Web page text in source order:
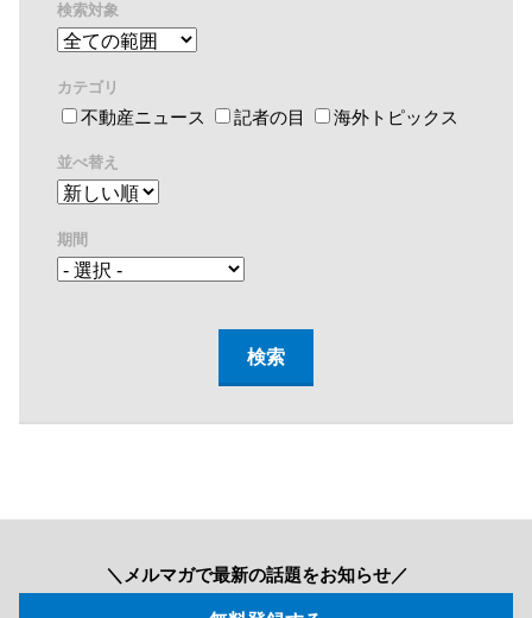
検索対象
カテゴリ
不動産ニュース 記者の目 海外トピックス
並べ替え
期間
＼メルマガで最新の話題をお知らせ／